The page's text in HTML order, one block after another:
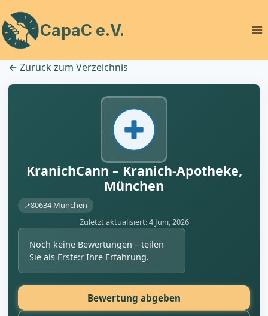
Inhalt
springen
CapaC e.V.
← Zurück zum Verzeichnis
KranichCann – Kranich-Apotheke,
München
80634 München
Zuletzt aktualisiert: 4 Juni, 2026
Noch keine Bewertungen – teilen
Sie als Erste:r Ihre Erfahrung.
Bewertung abgeben